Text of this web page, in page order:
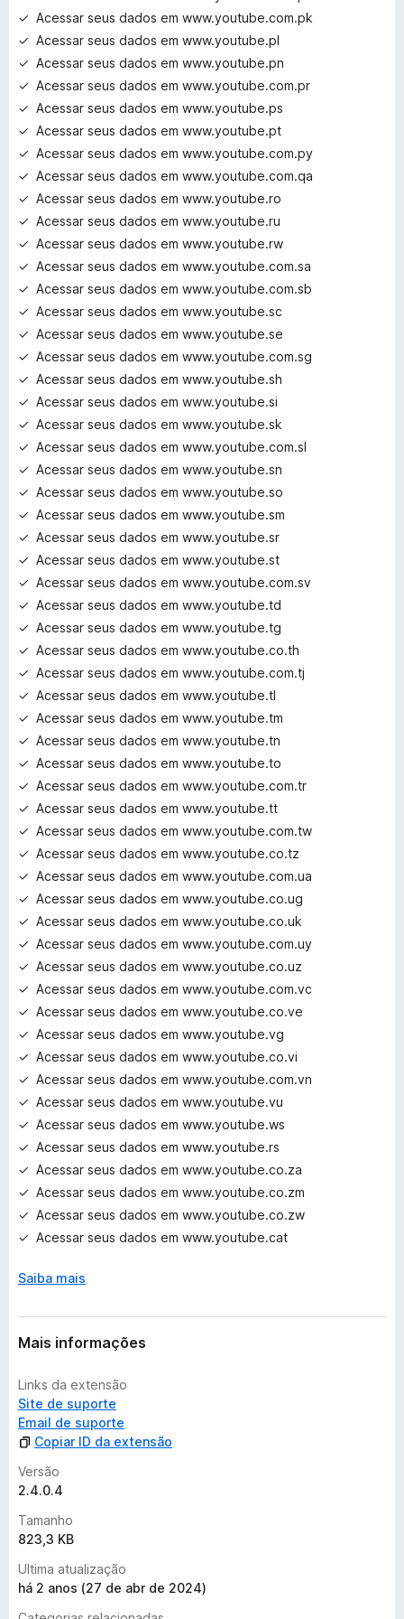
Acessar seus dados em www.youtube.com.pk
Acessar seus dados em www.youtube.pl
Acessar seus dados em www.youtube.pn
Acessar seus dados em www.youtube.com.pr
Acessar seus dados em www.youtube.ps
Acessar seus dados em www.youtube.pt
Acessar seus dados em www.youtube.com.py
Acessar seus dados em www.youtube.com.qa
Acessar seus dados em www.youtube.ro
Acessar seus dados em www.youtube.ru
Acessar seus dados em www.youtube.rw
Acessar seus dados em www.youtube.com.sa
Acessar seus dados em www.youtube.com.sb
Acessar seus dados em www.youtube.sc
Acessar seus dados em www.youtube.se
Acessar seus dados em www.youtube.com.sg
Acessar seus dados em www.youtube.sh
Acessar seus dados em www.youtube.si
Acessar seus dados em www.youtube.sk
Acessar seus dados em www.youtube.com.sl
Acessar seus dados em www.youtube.sn
Acessar seus dados em www.youtube.so
Acessar seus dados em www.youtube.sm
Acessar seus dados em www.youtube.sr
Acessar seus dados em www.youtube.st
Acessar seus dados em www.youtube.com.sv
Acessar seus dados em www.youtube.td
Acessar seus dados em www.youtube.tg
Acessar seus dados em www.youtube.co.th
Acessar seus dados em www.youtube.com.tj
Acessar seus dados em www.youtube.tl
Acessar seus dados em www.youtube.tm
Acessar seus dados em www.youtube.tn
Acessar seus dados em www.youtube.to
Acessar seus dados em www.youtube.com.tr
Acessar seus dados em www.youtube.tt
Acessar seus dados em www.youtube.com.tw
Acessar seus dados em www.youtube.co.tz
Acessar seus dados em www.youtube.com.ua
Acessar seus dados em www.youtube.co.ug
Acessar seus dados em www.youtube.co.uk
Acessar seus dados em www.youtube.com.uy
Acessar seus dados em www.youtube.co.uz
Acessar seus dados em www.youtube.com.vc
Acessar seus dados em www.youtube.co.ve
Acessar seus dados em www.youtube.vg
Acessar seus dados em www.youtube.co.vi
Acessar seus dados em www.youtube.com.vn
Acessar seus dados em www.youtube.vu
Acessar seus dados em www.youtube.ws
Acessar seus dados em www.youtube.rs
Acessar seus dados em www.youtube.co.za
Acessar seus dados em www.youtube.co.zm
Acessar seus dados em www.youtube.co.zw
Acessar seus dados em www.youtube.cat
Saiba mais
Mais informações
Links da extensão
Site de suporte
Email de suporte
Copiar ID da extensão
Versão
2.4.0.4
Tamanho
823,3 KB
Ultima atualização
há 2 anos (27 de abr de 2024)